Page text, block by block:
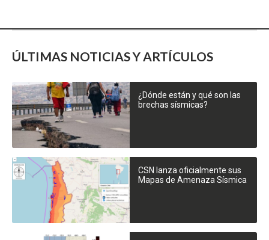
ÚLTIMAS NOTICIAS Y ARTÍCULOS
¿Dónde están y qué son las
brechas sísmicas?
CSN lanza oficialmente sus
Mapas de Amenaza Sísmica